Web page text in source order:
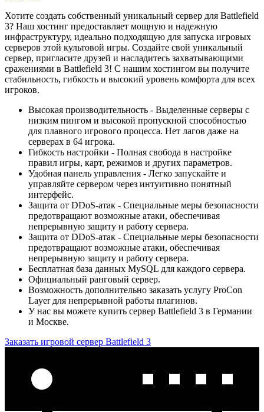
Хотите создать собственный уникальный сервер для Battlefield
3? Наш хостинг предоставляет мощную и надежную
инфраструктуру, идеально подходящую для запуска игровых
серверов этой культовой игры. Создайте свой уникальный
сервер, пригласите друзей и насладитесь захватывающими
сражениями в Battlefield 3! С нашим хостингом вы получите
стабильность, гибкость и высокий уровень комфорта для всех
игроков.
Высокая производительность - Выделенные серверы с
низким пингом и высокой пропускной способностью
для плавного игрового процесса. Нет лагов даже на
серверах в 64 игрока.
Гибкость настройки - Полная свобода в настройке
правил игры, карт, режимов и других параметров.
Удобная панель управления - Легко запускайте и
управляйте сервером через интуитивно понятный
интерфейс.
Защита от DDoS-атак - Специальные меры безопасности
предотвращают возможные атаки, обеспечивая
непрерывную защиту и работу сервера.
Защита от DDoS-атак - Специальные меры безопасности
предотвращают возможные атаки, обеспечивая
непрерывную защиту и работу сервера.
Бесплатная база данных MySQL для каждого сервера.
Официальный ранговый сервер.
Возможность дополнительно заказать услугу ProCon
Layer для непрерывной работы плагинов.
У нас вы можете купить сервер Battlefield 3 в Германии
и Москве.
Заказать игровой сервер Battlefield 3